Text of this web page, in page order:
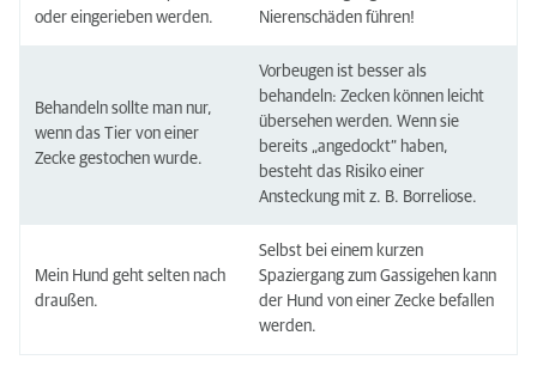
oder eingerieben werden.
Nierenschäden führen!
Behandeln sollte man nur,
wenn das Tier von einer
Zecke gestochen wurde.
Vorbeugen ist besser als
behandeln: Zecken können leicht
übersehen werden. Wenn sie
bereits „angedockt“ haben,
besteht das Risiko einer
Ansteckung mit z. B. Borreliose.
Mein Hund geht selten nach
draußen.
Selbst bei einem kurzen
Spaziergang zum Gassigehen kann
der Hund von einer Zecke befallen
werden.